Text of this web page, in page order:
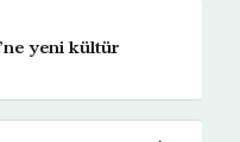
yeni kültür